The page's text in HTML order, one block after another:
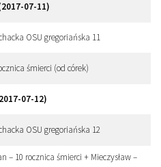
07-11)
OSU gregoriańska 11
śmierci (od córek)
07-12)
OSU gregoriańska 12
– 10 rocznica śmierci + Mieczysław –